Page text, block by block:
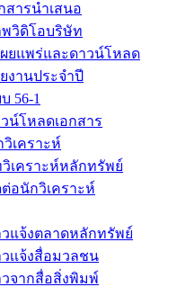
สารนำเสนอ
วิดิโอบริษัท
ผยแพร่และดาวน์โหลด
งานประจำปี
56-1
น์โหลดเอกสาร
เคราะห์
เคราะห์หลักทรัพย์
อนักวิเคราะห์
แจ้งตลาดหลักทรัพย์
เเจ้งสื่อมวลชน
จากสื่อสิ่งพิมพ์